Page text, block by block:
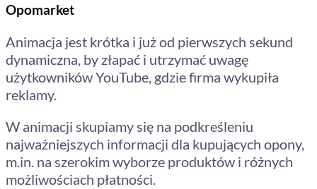
Opomarket
Animacja jest krótka i już od pierwszych sekund
dynamiczna, by złapać i utrzymać uwagę
użytkowników YouTube, gdzie firma wykupiła
reklamy.
W animacji skupiamy się na podkreśleniu
najważniejszych informacji dla kupujących opony,
m.in. na szerokim wyborze produktów i różnych
możliwościach płatności.